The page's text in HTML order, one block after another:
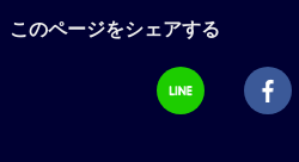
このページをシェアする